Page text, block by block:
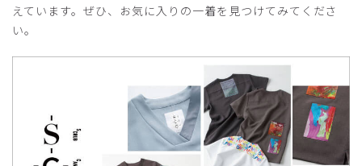
えています。ぜひ、お気に入りの一着を見つけてみてくださ
い。